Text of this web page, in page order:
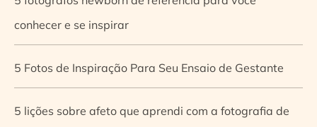
conhecer e se inspirar
5 Fotos de Inspiração Para Seu Ensaio de Gestante
5 lições sobre afeto que aprendi com a fotografia de